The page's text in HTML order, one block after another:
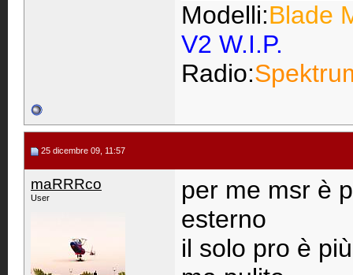
Modelli:Blade
V2 W.I.P.
Radio:
25 dicembre 09, 11:57
maRRRco
User
per me msr è
esterno
il solo pro è